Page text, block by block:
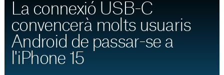
La connexió USB-C
convencerà molts usuaris
Android de passar-se a
l'iPhone 15